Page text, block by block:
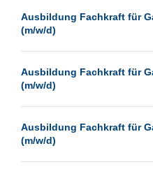
Neubrandenburg
Neumünster
Passau
Ausbildung Fachkraft für
(m/w/d)
Ausbildung Fachkraft für
(m/w/d)
Ausbildung Fachkraft für
(m/w/d)